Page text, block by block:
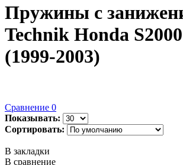
Пружины с
Technik Honda
(1999-2003)
Сравнение 0
Показывать:
Сортировать:
В закладки
В сравнение